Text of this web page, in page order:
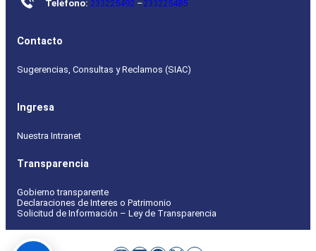
Teléfono: 233225492 –233225485
Contacto
Sugerencias, Consultas y Reclamos (SIAC)
Ingresa
Nuestra Intranet
Transparencia
Gobierno transparente
Declaraciones de Interes o Patrimonio
Solicitud de Información – Ley de Transparencia